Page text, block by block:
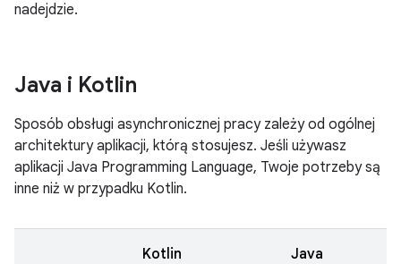
nadejdzie.
Java i Kotlin
Sposób obsługi asynchronicznej pracy zależy od ogólnej
architektury aplikacji, którą stosujesz. Jeśli używasz
aplikacji Java Programming Language, Twoje potrzeby są
inne niż w przypadku Kotlin.
Kotlin Java